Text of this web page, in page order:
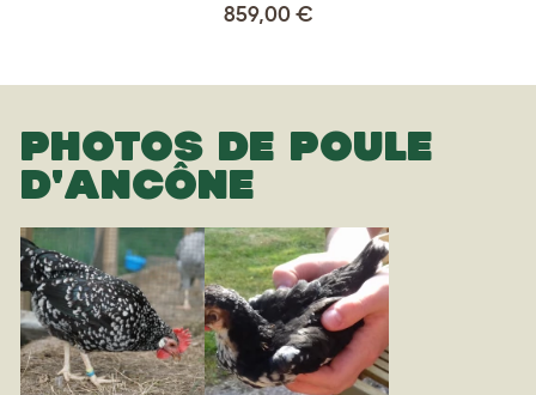
859,00 €
PHOTOS DE POULE
D'ANCÔNE